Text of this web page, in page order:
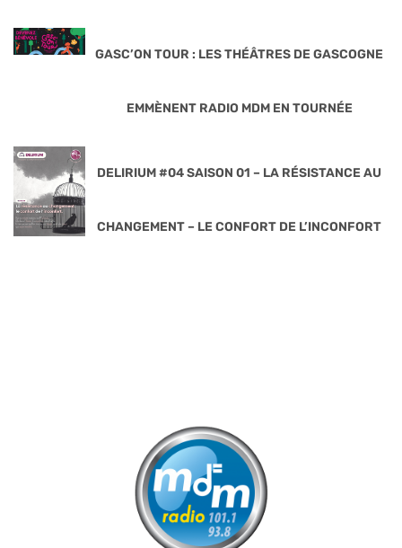
GASC’ON TOUR : LES THÉÂTRES DE GASCOGNE
EMMÈNENT RADIO MDM EN TOURNÉE
DELIRIUM #04 SAISON 01 – LA RÉSISTANCE AU
CHANGEMENT – LE CONFORT DE L’INCONFORT